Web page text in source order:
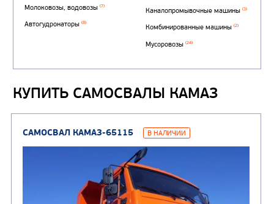
Бортовые автомобили
Самосвалы(8)
Седельные тягачи(8)
Автофургоны(2)
аэродромные
Автоцистерны для
газа(4)
Нефтепромысловые
ТРАНСПОРТНАЯ
Крано-
КУПИТЬ САМОСВАЛЫ КАМАЗ